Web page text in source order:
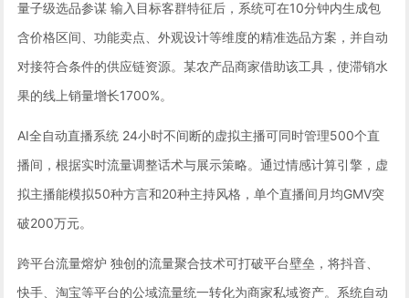
量子级选品参谋 输入目标客群特征后，系统可在10分钟内生成包
含价格区间、功能卖点、外观设计等维度的精准选品方案，并自动
对接符合条件的供应链资源。某农产品商家借助该工具，使滞销水
果的线上销量增长1700%。
AI全自动直播系统 24小时不间断的虚拟主播可同时管理500个直
播间，根据实时流量调整话术与展示策略。通过情感计算引擎，虚
拟主播能模拟50种方言和20种主持风格，单个直播间月均GMV突
破200万元。
跨平台流量熔炉 独创的流量聚合技术可打破平台壁垒，将抖音、
快手、淘宝等平台的公域流量统一转化为商家私域资产。系统自动